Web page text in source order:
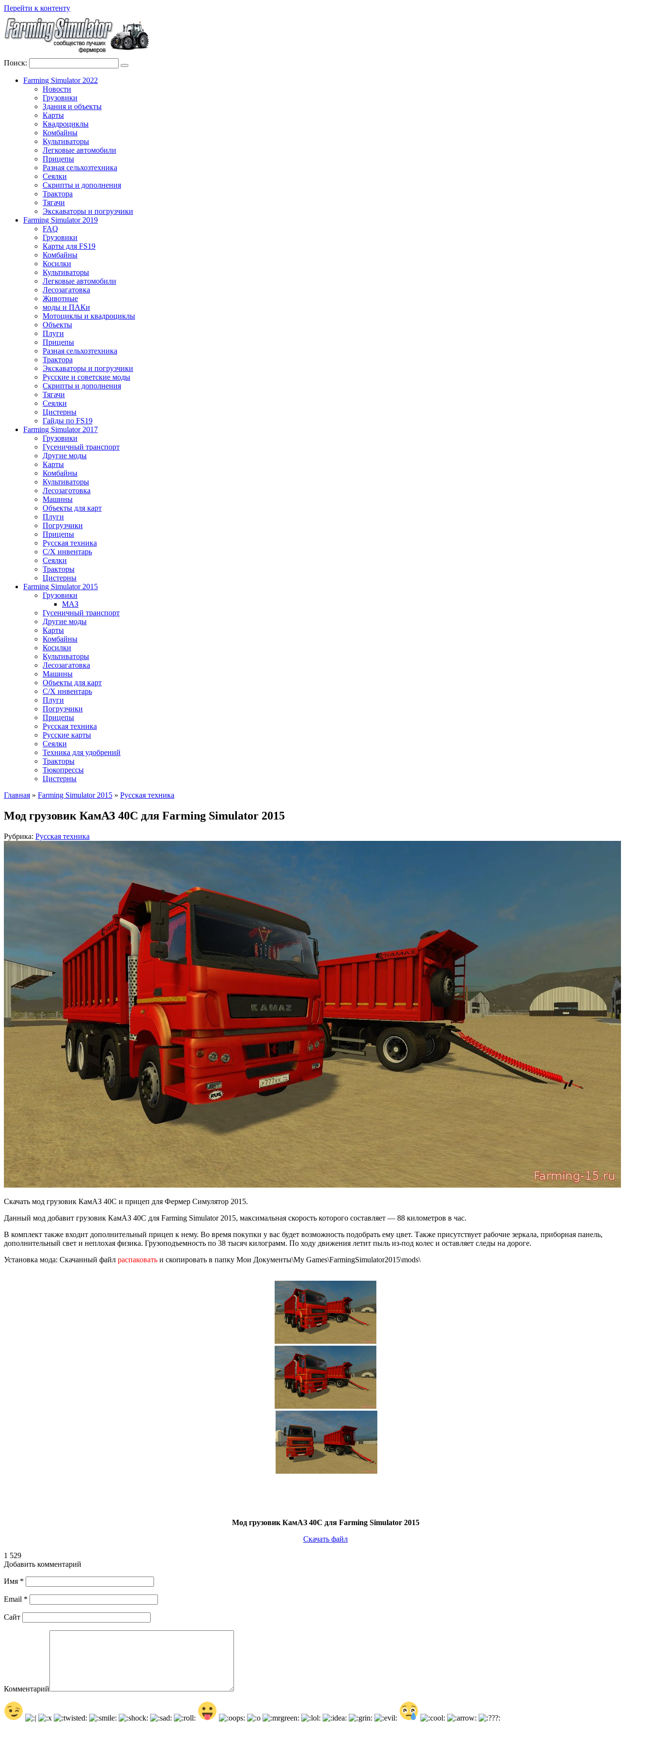
Перейти к контенту
Поиск:
Farming Simulator 2022
Новости
Грузовики
Здания и объекты
Карты
Квадроциклы
Комбайны
Культиваторы
Легковые автомобили
Прицепы
Разная сельхозтехника
Сеялки
Скрипты и дополнения
Трактора
Тягачи
Экскаваторы и погрузчики
Farming Simulator 2019
FAQ
Грузовики
Карты для FS19
Комбайны
Косилки
Культиваторы
Легковые автомобили
Лесозагатовка
Животные
моды и ПАКи
Мотоциклы и квадроциклы
Объекты
Плуги
Прицепы
Разная сельхозтехника
Трактора
Экскаваторы и погрузчики
Русские и советские моды
Скрипты и дополнения
Тягачи
Сеялки
Цистерны
Гайды по FS19
Farming Simulator 2017
Грузовики
Гусеничный транспорт
Другие моды
Карты
Комбайны
Культиваторы
Лесозаготовка
Машины
Объекты для карт
Плуги
Погрузчики
Прицепы
Русская техника
С/Х инвентарь
Сеялки
Тракторы
Цистерны
Farming Simulator 2015
Грузовики
МАЗ
Гусеничный транспорт
Другие моды
Карты
Комбайны
Косилки
Культиваторы
Лесозагатовка
Машины
Объекты для карт
С/Х инвентарь
Плуги
Погрузчики
Прицепы
Русская техника
Русские карты
Сеялки
Техника для удобрений
Тракторы
Тюкопрессы
Цистерны
Главная » Farming Simulator 2015 » Русская техника
Мод грузовик КамАЗ 40C для Farming Simulator 2015
Рубрика: Русская техника
Скачать мод грузовик КамАЗ 40C и прицеп для Фермер Симулятор 2015.
Данный мод добавит грузовик КамАЗ 40C для Farming Simulator 2015, максимальная скорость которого составляет — 88 километров в час.
В комплект также входит дополнительный прицеп к нему. Во время покупки у вас будет возможность подобрать ему цвет. Также присутствует рабочие зеркала, приборная панель,
дополнительный свет и неплохая физика. Грузоподъемность по 38 тысяч килограмм. По ходу движения летит пыль из-под колес и оставляет следы на дороге.
Установка мода: Скачанный файл распаковать и скопировать в папку Мои Документы\My Games\FarmingSimulator2015\mods\
Мод грузовик КамАЗ 40C для Farming Simulator 2015
Скачать файл
1 529
Добавить комментарий
Имя *
Email *
Сайт
Комментарий